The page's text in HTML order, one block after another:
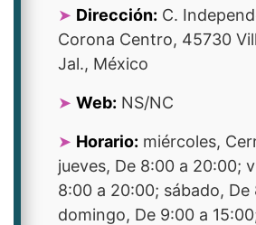
Dirección: C.
Corona Centro, 45730
Jal., México
Web: NS/NC
Horario: miércoles,
jueves, De 8:00 a 20:00;
8:00 a 20:00; sábado, De
domingo, De 9:00 a